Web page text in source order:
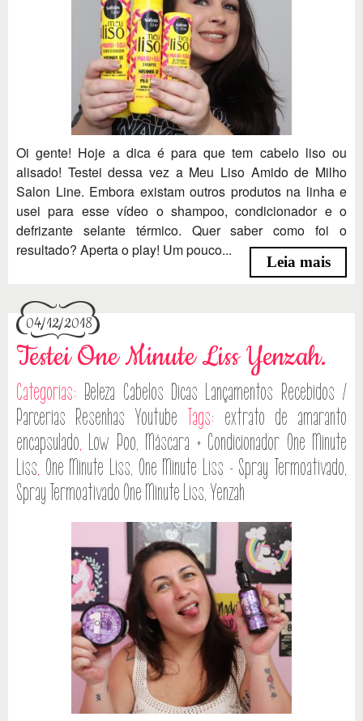
Oi gente! Hoje a dica é para que tem cabelo liso ou
alisado! Testei dessa vez a Meu Liso Amido de Milho
Salon Line. Embora existam outros produtos na linha e
usei para esse vídeo o shampoo, condicionador e o
defrizante selante térmico. Quer saber como foi o
resultado? Aperta o play! Um pouco...
Leia mais
04/12/2018
Testei One Minute Liss Yenzah.
Categorias: Beleza Cabelos Dicas Lançamentos Recebidos /
Parcerias Resenhas Youtube Tags: extrato de amaranto
encapsulado, Low Poo, Máscara + Condicionador One Minute
Liss, One Minute Liss, One Minute Liss - Spray Termoativado,
Spray Termoativado One Minute Liss, Yenzah